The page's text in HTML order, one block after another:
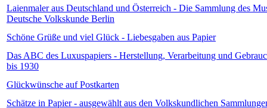
Laienmaler aus Deutschland und Österreich - Die Sammlung des
Deutsche Volkskunde Berlin
Schöne Grüße und viel Glück - Liebesgaben aus Papier
Das ABC des Luxuspapiers - Herstellung, Verarbeitung und
bis 1930
Glückwünsche auf Postkarten
Schätze in Papier - ausgewählt aus den Volkskundlichen